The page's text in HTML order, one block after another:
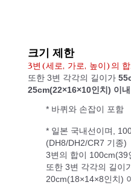
크기 제한
3변(세로, 가로, 높이)의
또한 3변 각각의 길이가
25cm(22×16×10인치) 이내
* 바퀴와 손잡이 포함
* 일본 국내선이며,
(DH8/DH2/CR7 기종)
3변의 합이 100cm(39
또한 3변 각각의 길이
20cm(18×14×8인치)